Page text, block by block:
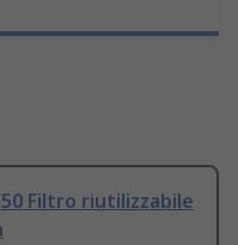
Filtro riutilizzabile